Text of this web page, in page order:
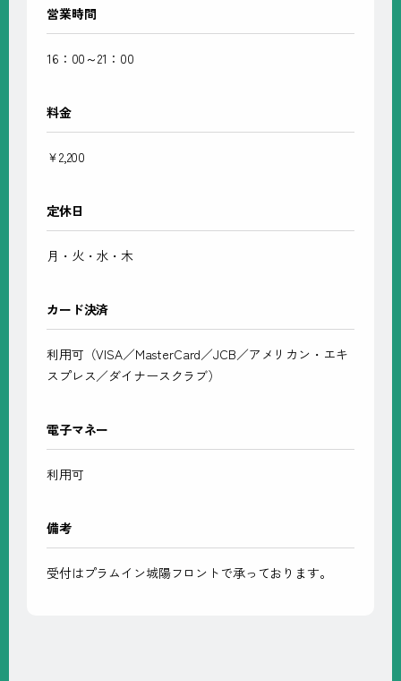
営業時間
16：00～21：00
料金
￥2,200
定休日
月・火・水・木
カード決済
利用可（VISA／MasterCard／JCB／アメリカン・エキ
スプレス／ダイナースクラブ）
電子マネー
利用可
備考
受付はプラムイン城陽フロントで承っております。